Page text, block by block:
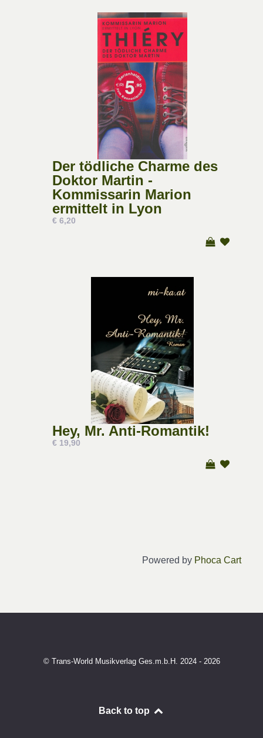
Der tödliche Charme des
Doktor Martin -
Kommissarin Marion
ermittelt in Lyon
€ 6,20
Hey, Mr. Anti-Romantik!
€ 19,90
Powered by Phoca Cart
© Trans-World Musikverlag Ges.m.b.H. 2024 - 2026
Back to top